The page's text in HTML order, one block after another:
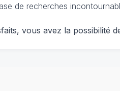
de recherches
vous avez la possibilité